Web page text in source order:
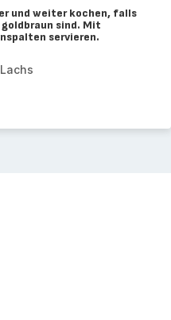
und weiter kochen, falls
sind. Mit
servieren.